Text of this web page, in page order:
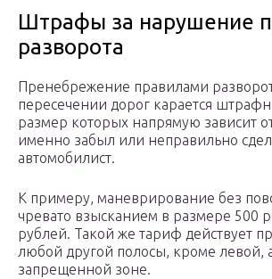
Штрафы за нарушение
разворота
Пренебрежение правилами
пересечении дорог карается
размер которых напрямую зависит
именно забыл или неправильно
автомобилист.
К примеру, маневрирование без
чревато взысканием в размере 500
рублей. Такой же тариф действует
любой другой полосы, кроме левой,
запрещенной зоне.